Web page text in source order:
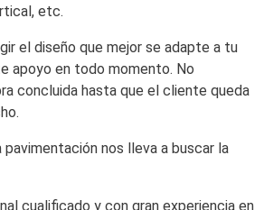
etc.
el diseño que mejor se adapte a tu
apoyo en todo momento. No
concluida hasta que el cliente queda
pavimentación nos lleva a buscar la
cualificado y con gran experiencia en